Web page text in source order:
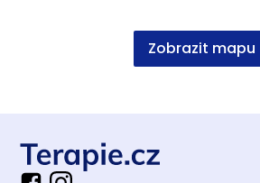
Terapie.czZobrazit mapu